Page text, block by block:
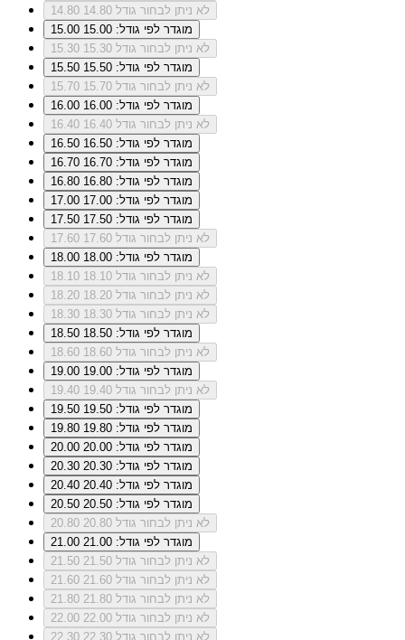
14.80
לא ניתן לבחור גודל 14.80
15.00
מוגדר לפי גודל: 15.00
15.30
לא ניתן לבחור גודל 15.30
15.50
מוגדר לפי גודל: 15.50
15.70
לא ניתן לבחור גודל 15.70
16.00
מוגדר לפי גודל: 16.00
16.40
לא ניתן לבחור גודל 16.40
16.50
מוגדר לפי גודל: 16.50
16.70
מוגדר לפי גודל: 16.70
16.80
מוגדר לפי גודל: 16.80
17.00
מוגדר לפי גודל: 17.00
17.50
מוגדר לפי גודל: 17.50
17.60
לא ניתן לבחור גודל 17.60
18.00
מוגדר לפי גודל: 18.00
18.10
לא ניתן לבחור גודל 18.10
18.20
לא ניתן לבחור גודל 18.20
18.30
לא ניתן לבחור גודל 18.30
18.50
מוגדר לפי גודל: 18.50
18.60
לא ניתן לבחור גודל 18.60
19.00
מוגדר לפי גודל: 19.00
19.40
לא ניתן לבחור גודל 19.40
19.50
מוגדר לפי גודל: 19.50
19.80
מוגדר לפי גודל: 19.80
20.00
מוגדר לפי גודל: 20.00
20.30
מוגדר לפי גודל: 20.30
20.40
מוגדר לפי גודל: 20.40
20.50
מוגדר לפי גודל: 20.50
20.80
לא ניתן לבחור גודל 20.80
21.00
מוגדר לפי גודל: 21.00
21.50
לא ניתן לבחור גודל 21.50
21.60
לא ניתן לבחור גודל 21.60
21.80
לא ניתן לבחור גודל 21.80
22.00
לא ניתן לבחור גודל 22.00
22.30
לא ניתן לבחור גודל 22.30